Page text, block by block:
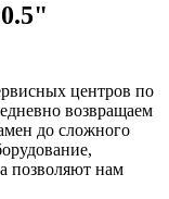
центров по
возвращаем
до сложного
позволяют нам